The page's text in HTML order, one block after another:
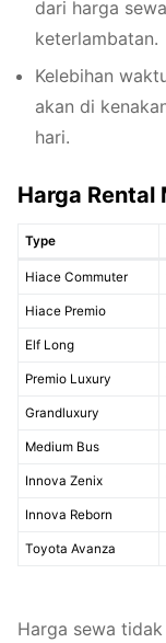
dari harga
keterlambatan.
Kelebihan
akan di
hari.
Harga Rental
Type
Hiace Commuter
Hiace Premio
Elf Long
Premio Luxury
Grandluxury
Medium Bus
Innova Zenix
Innova Reborn
Toyota Avanza
Harga sewa